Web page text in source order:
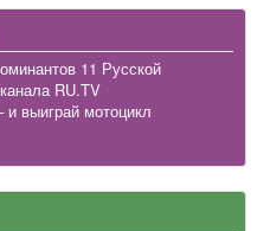
11 Русской
RU.TV
выиграй мотоцикл